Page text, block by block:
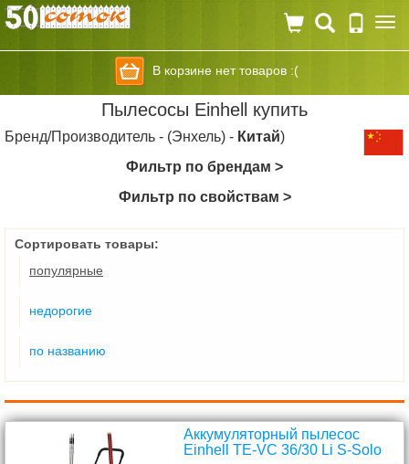
В корзине нет товаров :(
Пылесосы Einhell купить
Бренд/Производитель - (Энхель) - Китай)
Фильтр по брендам >
Фильтр по свойствам >
Сортировать товары:
популярные
недорогие
по названию
Аккумуляторный пылесос
Einhell TE-VC 36/30 Li S-Solo